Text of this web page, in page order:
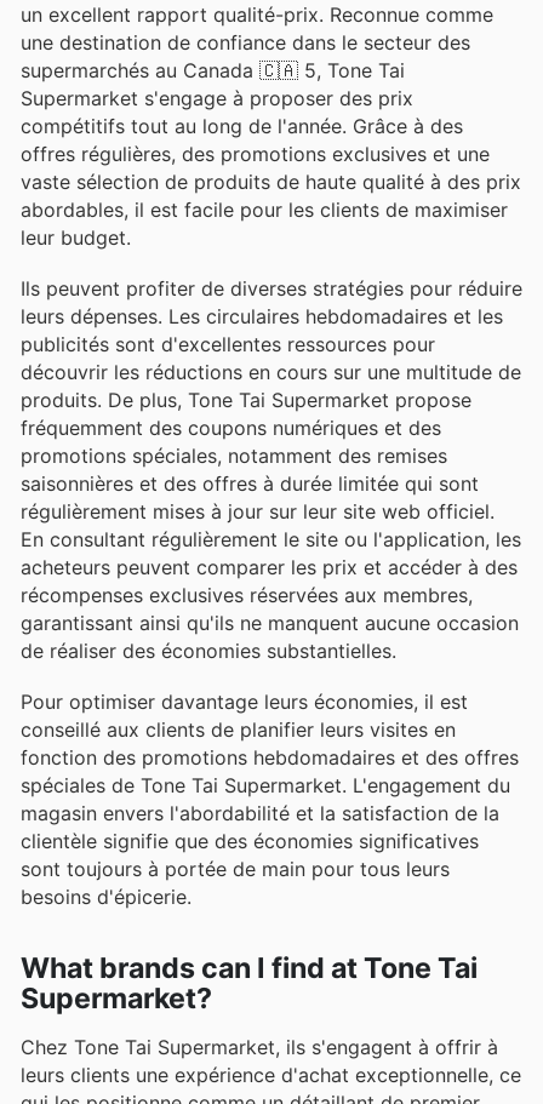
un excellent rapport qualité-prix. Reconnue comme
une destination de confiance dans le secteur des
supermarchés au Canada 🇨🇦 5, Tone Tai
Supermarket s'engage à proposer des prix
compétitifs tout au long de l'année. Grâce à des
offres régulières, des promotions exclusives et une
vaste sélection de produits de haute qualité à des prix
abordables, il est facile pour les clients de maximiser
leur budget.
Ils peuvent profiter de diverses stratégies pour réduire
leurs dépenses. Les circulaires hebdomadaires et les
publicités sont d'excellentes ressources pour
découvrir les réductions en cours sur une multitude de
produits. De plus, Tone Tai Supermarket propose
fréquemment des coupons numériques et des
promotions spéciales, notamment des remises
saisonnières et des offres à durée limitée qui sont
régulièrement mises à jour sur leur site web officiel.
En consultant régulièrement le site ou l'application, les
acheteurs peuvent comparer les prix et accéder à des
récompenses exclusives réservées aux membres,
garantissant ainsi qu'ils ne manquent aucune occasion
de réaliser des économies substantielles.
Pour optimiser davantage leurs économies, il est
conseillé aux clients de planifier leurs visites en
fonction des promotions hebdomadaires et des offres
spéciales de Tone Tai Supermarket. L'engagement du
magasin envers l'abordabilité et la satisfaction de la
clientèle signifie que des économies significatives
sont toujours à portée de main pour tous leurs
besoins d'épicerie.
What brands can I find at Tone Tai
Supermarket?
Chez Tone Tai Supermarket, ils s'engagent à offrir à
leurs clients une expérience d'achat exceptionnelle, ce